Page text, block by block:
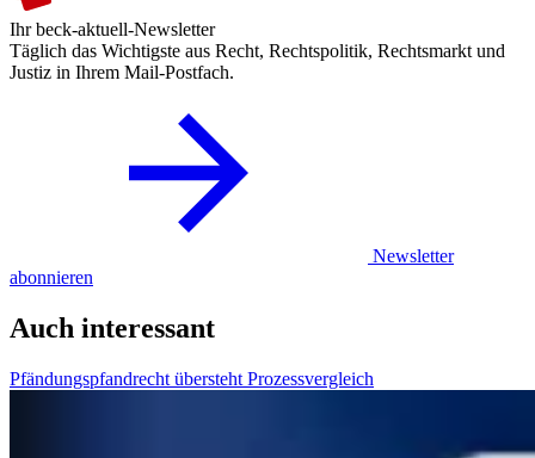
Ihr beck-aktuell-Newsletter
Täglich das Wichtigste aus Recht, Rechtspolitik, Rechtsmarkt und
Justiz in Ihrem Mail-Postfach.
Newsletter
abonnieren
Auch interessant
Pfändungspfandrecht übersteht Prozessvergleich